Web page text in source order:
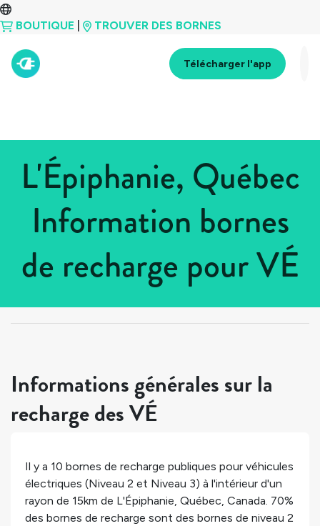
BOUTIQUE TROUVER DES BORNES
Télécharger l'app
L'Épiphanie, Québec
Information bornes
de recharge pour VÉ
> Québec
Informations générales sur la
recharge des VÉ
Il y a 10 bornes de recharge publiques pour véhicules
électriques (Niveau 2 et Niveau 3) à l'intérieur d'un
rayon de 15km de L'Épiphanie, Québec, Canada. 70%
des bornes de recharge sont des bornes de niveau 2